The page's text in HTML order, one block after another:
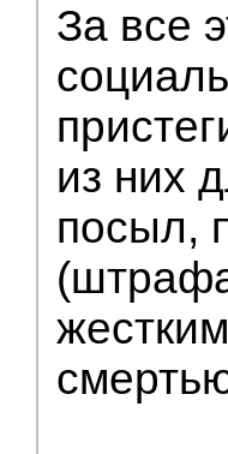
За все
из них
посыл,